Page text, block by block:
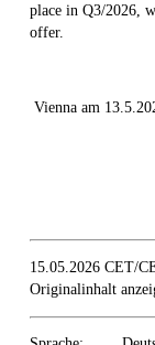
place in Q3/2026,
offer.
Vienna am
15.05.2026 CET/
Originalinhalt